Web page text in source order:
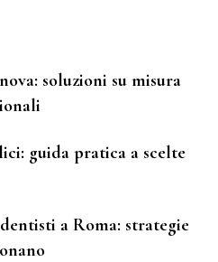
soluzioni su misura
guida pratica a scelte
a Roma: strategie